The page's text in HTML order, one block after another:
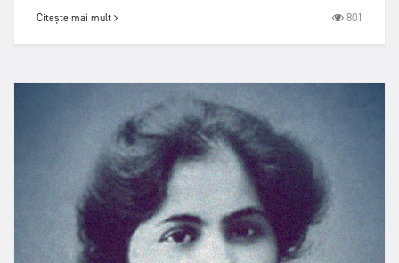
Citește mai mult 801